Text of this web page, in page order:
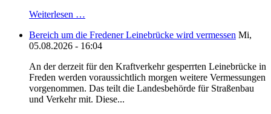
Weiterlesen …
Bereich um die Fredener Leinebrücke wird vermessen Mi,
05.08.2026 - 16:04
An der derzeit für den Kraftverkehr gesperrten Leinebrücke in
Freden werden voraussichtlich morgen weitere Vermessungen
vorgenommen. Das teilt die Landesbehörde für Straßenbau
und Verkehr mit. Diese...